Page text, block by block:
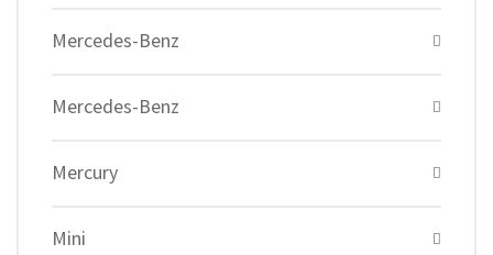
Mercedes-Benz
Mercedes-Benz
Mercury
Mini